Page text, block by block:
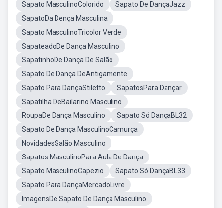
Sapato MasculinoColorido
Sapato De DançaJazz
SapatoDa Dença Masculina
Sapato MasculinoTricolor Verde
SapateadoDe Dança Masculino
SapatinhoDe Dança De Salão
Sapato De Dança DeAntigamente
Sapato Para DançaStiletto
SapatosPara Dançar
Sapatilha DeBailarino Masculino
RoupaDe Dança Masculino
Sapato Só DançaBL32
Sapato De Dança MasculinoCamurça
NovidadesSalão Masculino
Sapatos MasculinoPara Aula De Dança
Sapato MasculinoCapezio
Sapato Só DançaBL33
Sapato Para DançaMercadoLivre
ImagensDe Sapato De Dança Masculino